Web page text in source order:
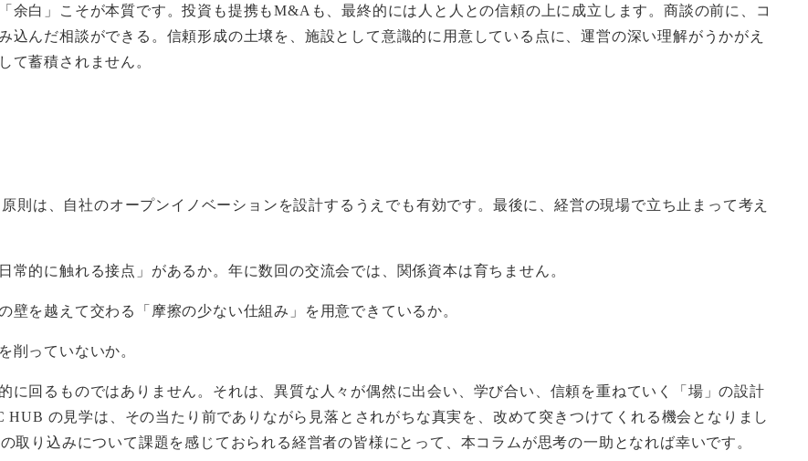
余白」こそが本質です。投資も提携もM&Aも、最終的には人と人との信頼の上に成立します。商談の前に、コ
込んだ相談ができる。信頼形成の土壌を、施設として意識的に用意している点に、運営の深い理解がうかがえ
て蓄積されません。
則は、自社のオープンイノベーションを設計するうえでも有効です。最後に、経営の現場で立ち止まって考え
的に触れる接点」があるか。年に数回の交流会では、関係資本は育ちません。
を越えて交わる「摩擦の少ない仕組み」を用意できているか。
削っていないか。
に回るものではありません。それは、異質な人々が偶然に出会い、学び合い、信頼を重ねていく「場」の設計
の見学は、その当たり前でありながら見落とされがちな真実を、改めて突きつけてくれる機会となりまし
取り込みについて課題を感じておられる経営者の皆様にとって、本コラムが思考の一助となれば幸いです。